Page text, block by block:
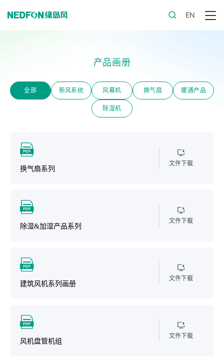
EN
产品画册
全部 新风系统 风幕机 换气扇 暖通产品
除湿机
换气扇系列
文件下载
除湿&加湿产品系列
文件下载
建筑风机系列画册
文件下载
风机盘管机组
文件下载